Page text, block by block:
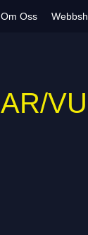
Om Oss